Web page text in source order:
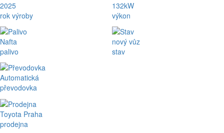
2025
rok výroby
Nafta
palivo
Automatická
převodovka
Toyota Praha
prodejna
132kW
výkon
nový vůz
stav